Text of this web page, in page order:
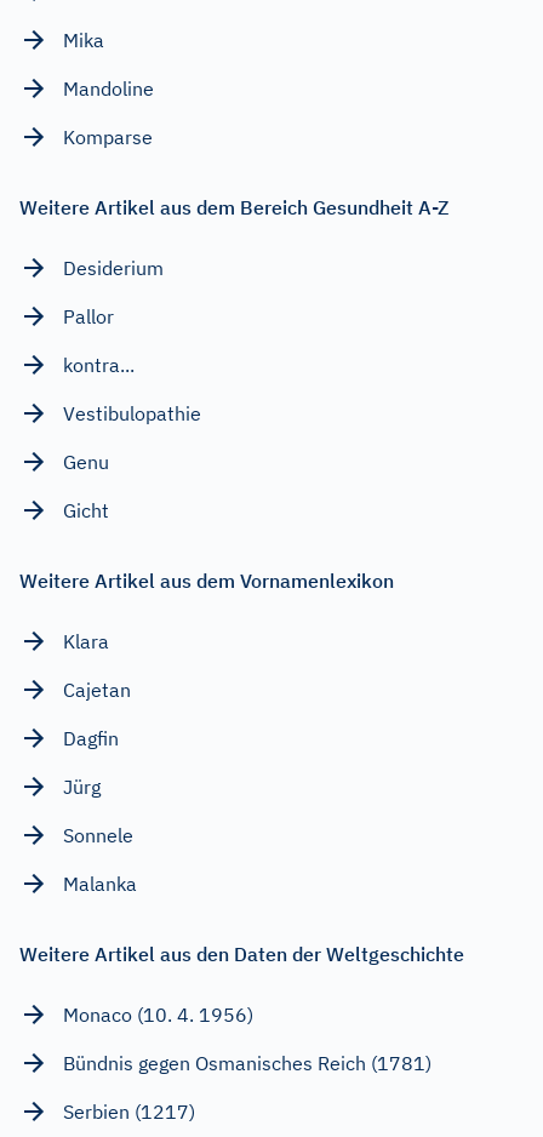
Mika
Mandoline
Komparse
Weitere Artikel aus dem Bereich Gesundheit A-Z
Desiderium
Pallor
kontra...
Vestibulopathie
Genu
Gicht
Weitere Artikel aus dem Vornamenlexikon
Klara
Cajetan
Dagfin
Jürg
Sonnele
Malanka
Weitere Artikel aus den Daten der Weltgeschichte
Monaco (10. 4. 1956)
Bündnis gegen Osmanisches Reich (1781)
Serbien (1217)